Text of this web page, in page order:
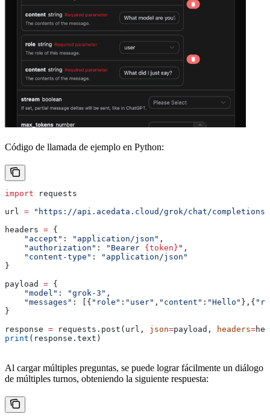
Código de llamada de ejemplo en Python:
import requests
url = "https://api.acedata.cloud/grok/chat/completions"
headers = {
    "accept"
: "application/json" ,
    "authorization"
: "Bearer {token} " ,
    "content-type"
:
"application/json"
}
payload = {
    "model"
: "grok-3" ,
    "messages"
: [{ "role" : "user" , "content" : "Hello" },{
}
response = requests.post(url, json=payload, headers=
print (response.text)
Al cargar múltiples preguntas, se puede lograr fácilmente un diálogo
de múltiples turnos, obteniendo la siguiente respuesta: